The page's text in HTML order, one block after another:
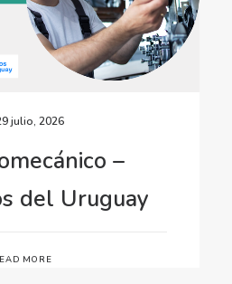
julio, 2026
–
del Uruguay
MORE